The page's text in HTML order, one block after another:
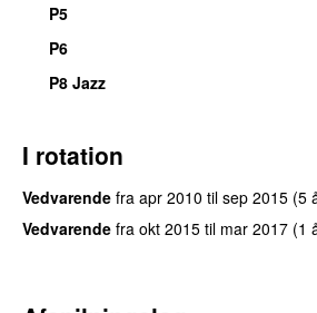
P5
P6
P8 Jazz
I rotation
Vedvarende fra apr 2010 til sep 2015 (5
Vedvarende fra okt 2015 til mar 2017 (1